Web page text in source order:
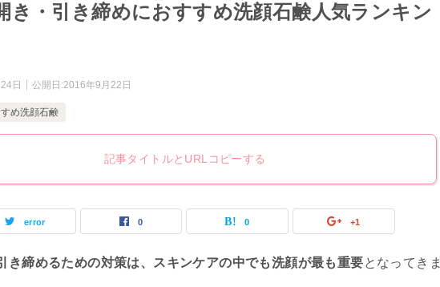
き・引き締めにおすすめ洗顔石鹸人気ランキン
日 公開日:2016年9月22日
め洗顔石鹸
記事タイトルとURLコピーする
error 0 0 +1
き締めるための対策は、スキンケアの中でも洗顔が最も重要となってきま